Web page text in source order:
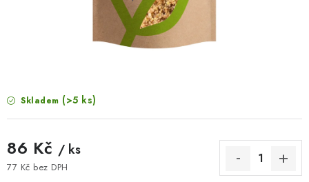
Podmínky ochrany osobních údajů
Skladem (>5 ks)
86 Kč / ks
77 Kč bez DPH